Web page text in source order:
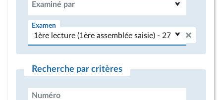
Examiné par
Examen
Recherche par critères
Numéro